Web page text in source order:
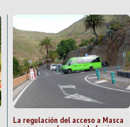
La regulación del acceso a Masca